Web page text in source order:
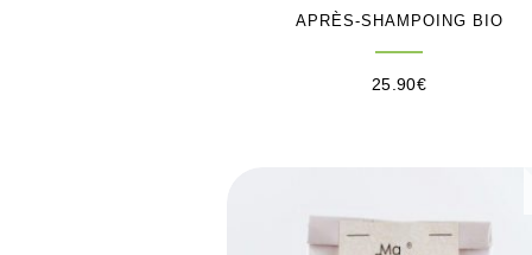
APRÈS-SHAMPOING BIO
25.90€